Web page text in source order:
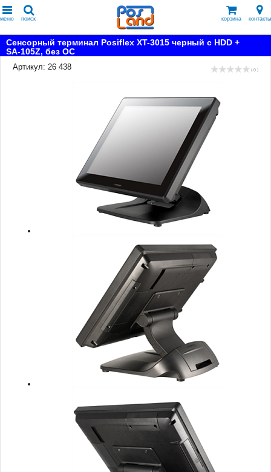
меню поиск корзина контакты
Сенсорный терминал Posiflex XT-3015 черный c HDD +
SA-105Z, без ОС
Артикул: 26 438
( 0 )